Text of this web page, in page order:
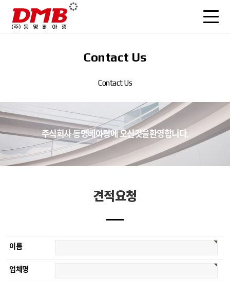
Contact Us
Contact Us
주식회사 동명베아링에오신것을환영합니다.
견적요청
이름
업체명